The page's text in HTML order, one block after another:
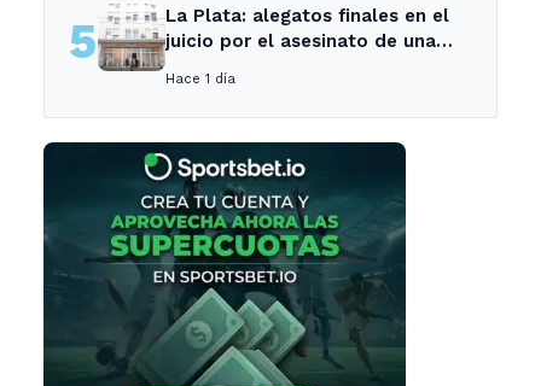
5
La Plata: alegatos finales en el
juicio por el asesinato de una
Hace 1 día